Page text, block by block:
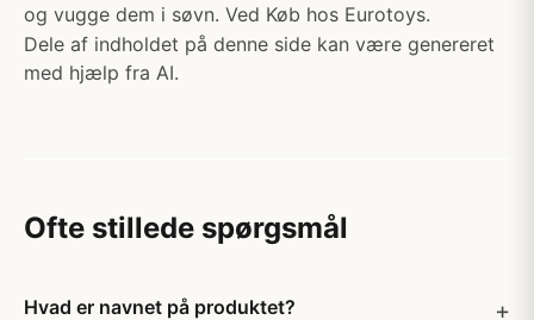
og vugge dem i søvn. Ved Køb hos Eurotoys.
Dele af indholdet på denne side kan være genereret
med hjælp fra AI.
Ofte stillede spørgsmål
Hvad er navnet på produktet?